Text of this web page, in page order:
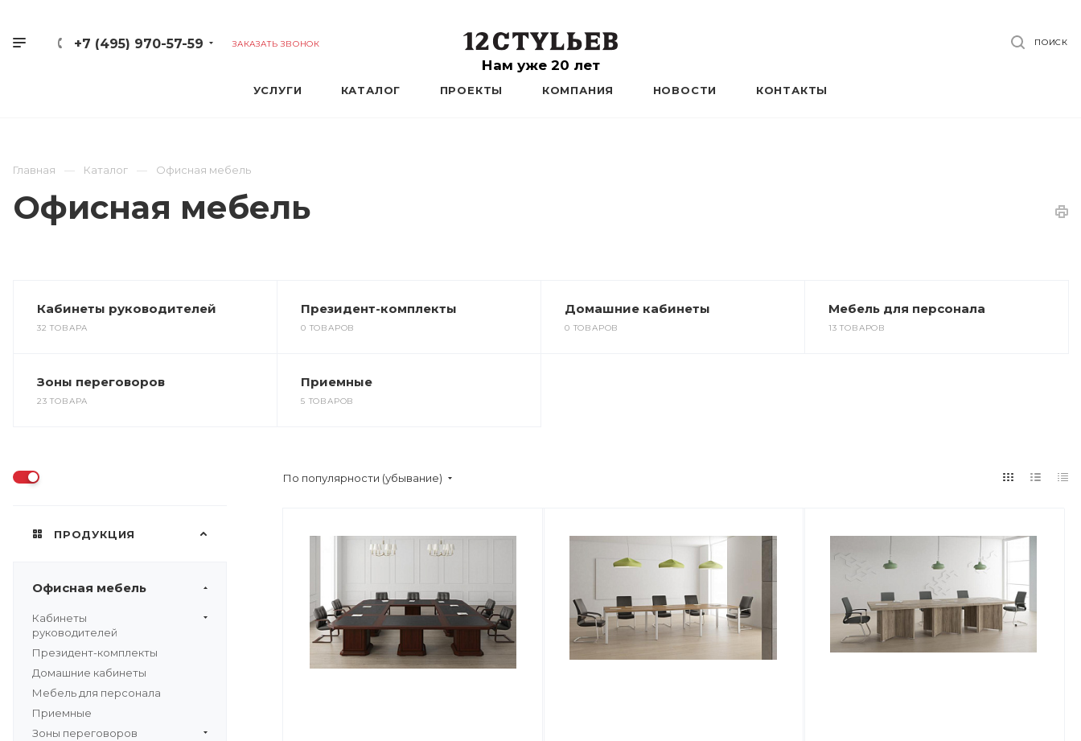
+7 (495) 970-57-59 ЗАКАЗАТЬ ЗВОНОК
Нам уже 20 лет
ПОИСК
УСЛУГИ КАТАЛОГ ПРОЕКТЫ КОМПАНИЯ НОВОСТИ КОНТАКТЫ
Главная Каталог Офисная мебель
Офисная мебель
Кабинеты руководителей
32 ТОВАРА
Президент-комплекты
0 ТОВАРОВ
Домашние кабинеты
0 ТОВАРОВ
Мебель для персонала
13 ТОВАРОВ
Зоны переговоров
23 ТОВАРА
Приемные
5 ТОВАРОВ
ПРОДУКЦИЯ
Офисная мебель
Кабинеты
руководителей
Президент-комплекты
Домашние кабинеты
Мебель для персонала
Приемные
Зоны переговоров
По популярности (убывание)